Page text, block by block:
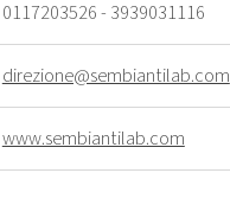
0117203526- 3939031116
direzione@sembiantilab.com
www.sembiantilab.com